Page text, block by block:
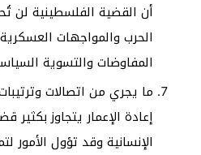
أن القضية الفلسطينية لن
الحرب والمواجهات
المفاوضات والتسوية
ما يجري من اتصالات
إعادة الإعمار يتجاوز بكثير
الإنسانية وقد تؤول